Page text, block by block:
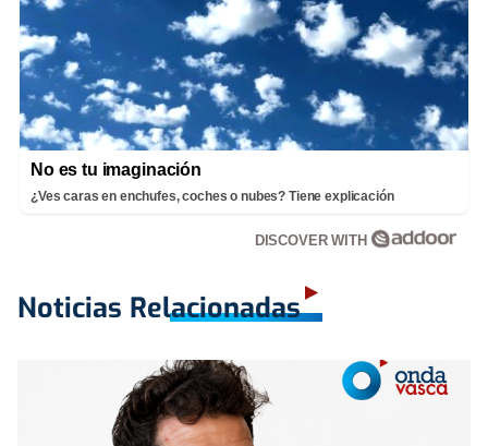
No es tu imaginación
¿Ves caras en enchufes, coches o nubes? Tiene explicación
DISCOVER WITH
Noticias Relacionadas